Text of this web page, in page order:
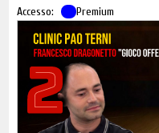
2
Accesso: Premium